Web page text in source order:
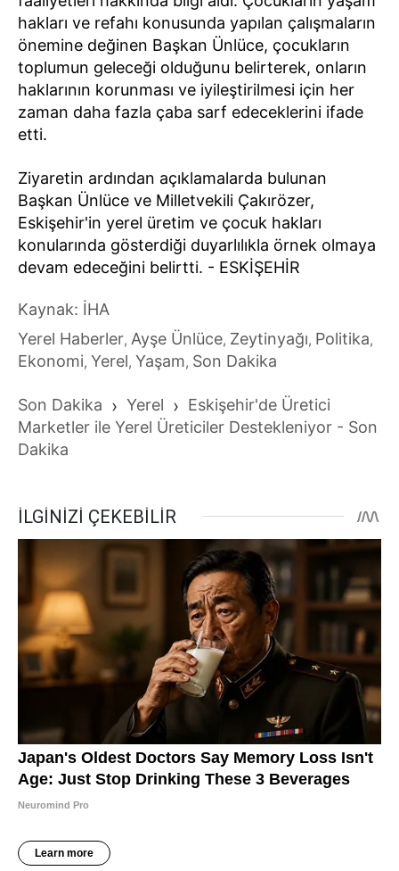
hakları ve refahı konusunda yapılan çalışmaların
önemine değinen Başkan Ünlüce, çocukların
toplumun geleceği olduğunu belirterek, onların
haklarının korunması ve iyileştirilmesi için her
zaman daha fazla çaba sarf edeceklerini ifade
etti.
Ziyaretin ardından açıklamalarda bulunan
Başkan Ünlüce ve Milletvekili Çakırözer,
Eskişehir'in yerel üretim ve çocuk hakları
konularında gösterdiği duyarlılıkla örnek olmaya
devam edeceğini belirtti. - ESKİŞEHİR
Kaynak: İHA
Yerel Haberler, Ayşe Ünlüce, Zeytinyağı, Politika,
Ekonomi, Yerel, Yaşam, Son Dakika
Son Dakika › Yerel › Eskişehir'de Üretici
Marketler ile Yerel Üreticiler Destekleniyor - Son
Dakika